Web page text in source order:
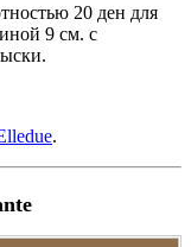
20 ден для
9 см. с
.